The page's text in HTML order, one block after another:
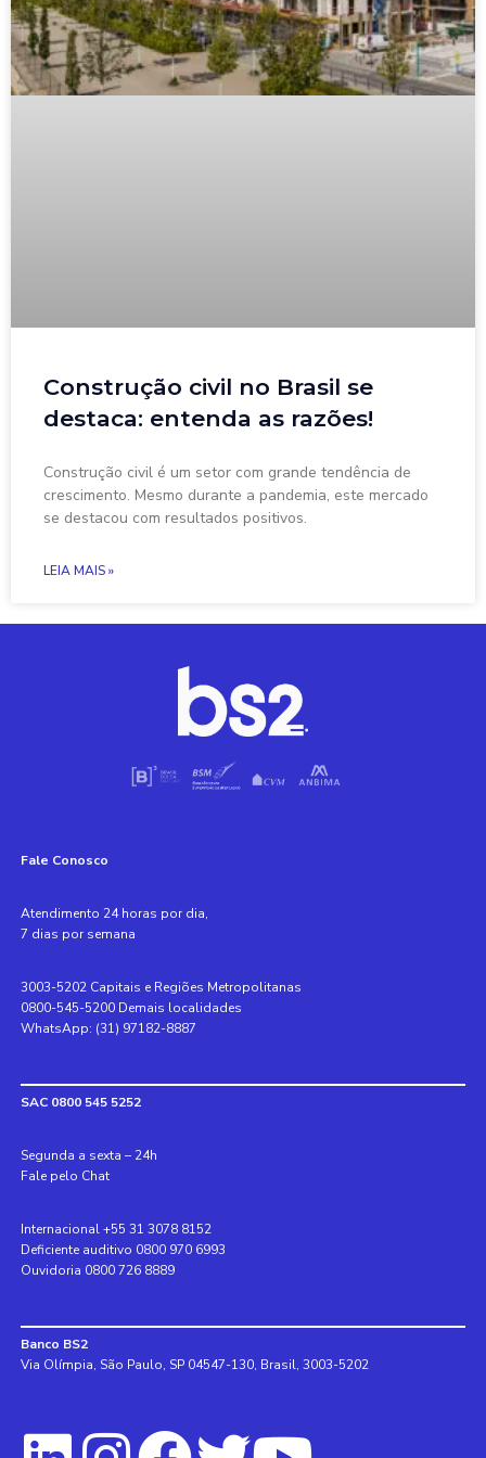
Construção civil no Brasil se
destaca: entenda as razões!
Construção civil é um setor com grande tendência de
crescimento. Mesmo durante a pandemia, este mercado
se destacou com resultados positivos.
LEIA MAIS »
Fale Conosco
Atendimento 24 horas por dia,
7 dias por semana
3003-5202 Capitais e Regiões Metropolitanas
0800-545-5200 Demais localidades
WhatsApp: (31) 97182-8887
SAC 0800 545 5252
Segunda a sexta – 24h
Fale pelo Chat
Internacional +55 31 3078 8152
Deficiente auditivo 0800 970 6993
Ouvidoria 0800 726 8889
Banco BS2
Via Olímpia, São Paulo, SP 04547-130, Brasil, 3003-5202